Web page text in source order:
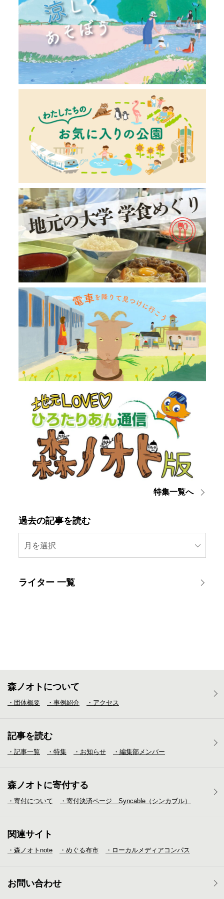
特集一覧へ
過去の記事を読む
月を選択
ライター 一覧
森ノオトについて
・団体概要 ・事例紹介 ・アクセス
記事を読む
・記事一覧 ・特集 ・お知らせ ・編集部メンバー
森ノオトに寄付する
・寄付について ・寄付決済ページ Syncable（シンカブル）
関連サイト
・森ノオトnote ・めぐる布市 ・ローカルメディア コンパス
お問い合わせ